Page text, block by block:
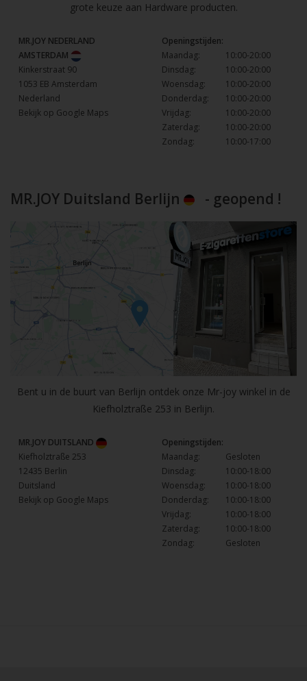
grote keuze aan Hardware producten.
MR.JOY NEDERLAND
AMSTERDAM
Kinkerstraat 90
1053 EB Amsterdam
Nederland
Bekijk op Google Maps
Openingstijden:
Maandag:
10:00-20:00
Dinsdag:
10:00-20:00
Woensdag:
10:00-20:00
Donderdag:
10:00-20:00
Vrijdag:
10:00-20:00
Zaterdag:
10:00-20:00
Zondag:
10:00-17:00
MR.JOY Duitsland Berlijn - geopend !
Bent u in de buurt van Berlijn ontdek onze Mr-joy winkel in de
Kiefholztraße 253 in Berlijn.
MR.JOY DUITSLAND
Kiefholztraße 253
12435 Berlin
Duitsland
Bekijk op Google Maps
Openingstijden:
Maandag:
Gesloten
Dinsdag:
10:00-18:00
Woensdag:
10:00-18:00
Donderdag:
10:00-18:00
Vrijdag:
10:00-18:00
Zaterdag:
10:00-18:00
Zondag:
Gesloten